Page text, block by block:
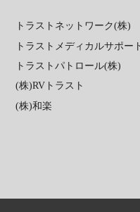
トラストネットワーク(株)
トラストメディカルサポー
トラストパトロール(株)
(株)RVトラスト
(株)和楽